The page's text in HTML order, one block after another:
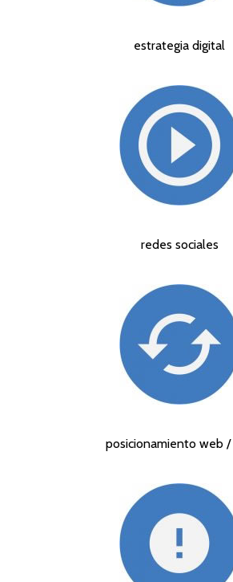
estrategia digital
redes sociales
posicionamiento web /